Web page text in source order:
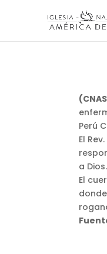
Perú
El
a Dios.
El